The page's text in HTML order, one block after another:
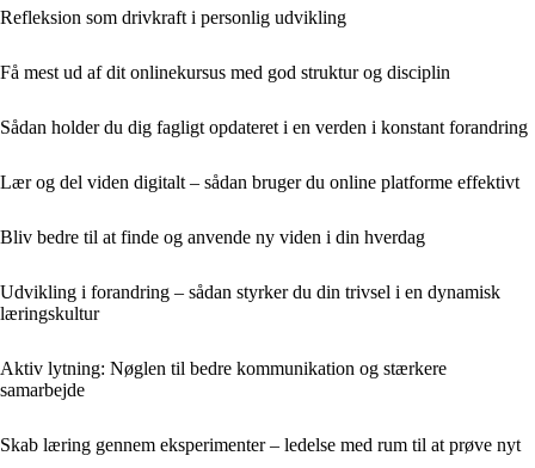
Refleksion som drivkraft i personlig udvikling
Få mest ud af dit onlinekursus med god struktur og disciplin
Sådan holder du dig fagligt opdateret i en verden i konstant forandring
Lær og del viden digitalt – sådan bruger du online platforme effektivt
Bliv bedre til at finde og anvende ny viden i din hverdag
Udvikling i forandring – sådan styrker du din trivsel i en dynamisk
læringskultur
Aktiv lytning: Nøglen til bedre kommunikation og stærkere
samarbejde
Skab læring gennem eksperimenter – ledelse med rum til at prøve nyt